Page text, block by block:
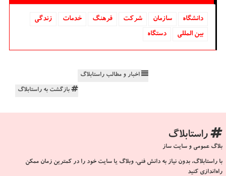
دانشگاه‌ سازمان شركت فرهنگ خدمات
زندگی
بین المللی
دستگاه
اخبار و مطالب راستابلاگ
بازگشت به راستابلاگ
راستابلاگ
بلاگ عمومی و سایت ساز
با راستابلاگ، بدون نیاز به دانش فنی، وبلاگ یا سایت خود را در کمترین زمان ممکن
راه‌اندازی کنید